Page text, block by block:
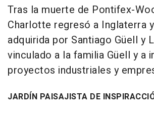
Tras la muerte de Pontifex-
Charlotte regresó a Inglaterra
adquirida por Santiago Güell y
vinculado a la familia Güell y a
proyectos industriales y
JARDÍN PAISAJISTA DE